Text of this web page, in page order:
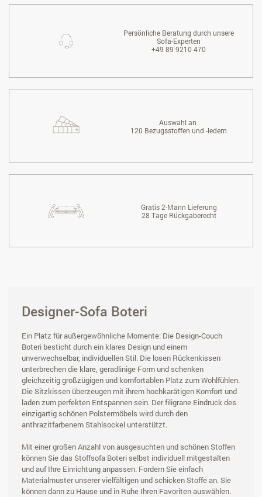
Persönliche Beratung durch unsere
Sofa-Experten
+49 89 9210 470
Auswahl an
120 Bezugsstoffen und -ledern
Gratis 2-Mann Lieferung
28 Tage Rückgaberecht
Designer-Sofa Boteri
Ein Platz für außergewöhnliche Momente: Die Design-Couch
Boteri besticht durch ein klares Design und einem
unverwechselbar, individuellen Stil. Die losen Rückenkissen
unterbrechen die klare, geradlinige Form und schenken
gleichzeitig großzügigen und komfortablen Platz zum Wohlfühlen.
Die Sitzkissen überzeugen mit ihrem hochkarätigen Komfort und
laden zum perfekten Entspannen sein. Der filigrane Eindruck des
einzigartig schönen Polstermöbels wird durch den
anthrazitfarbenem Stahlsockel unterstützt.
Mit einer großen Anzahl von ausgesuchten und schönen Stoffen
können Sie das Stoffsofa Boteri selbst individuell mitgestalten
und auf Ihre Einrichtung anpassen. Fordern Sie einfach
Materialmuster unserer vielfältigen und schicken Stoffe an. Sie
können dann zu Hause und in Ruhe Ihren Favoriten auswählen.